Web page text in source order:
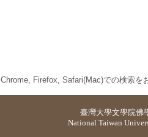
Chrome, Firefox, Safari(Mac)での検索を
臺灣大學文學院佛
National Taiwan